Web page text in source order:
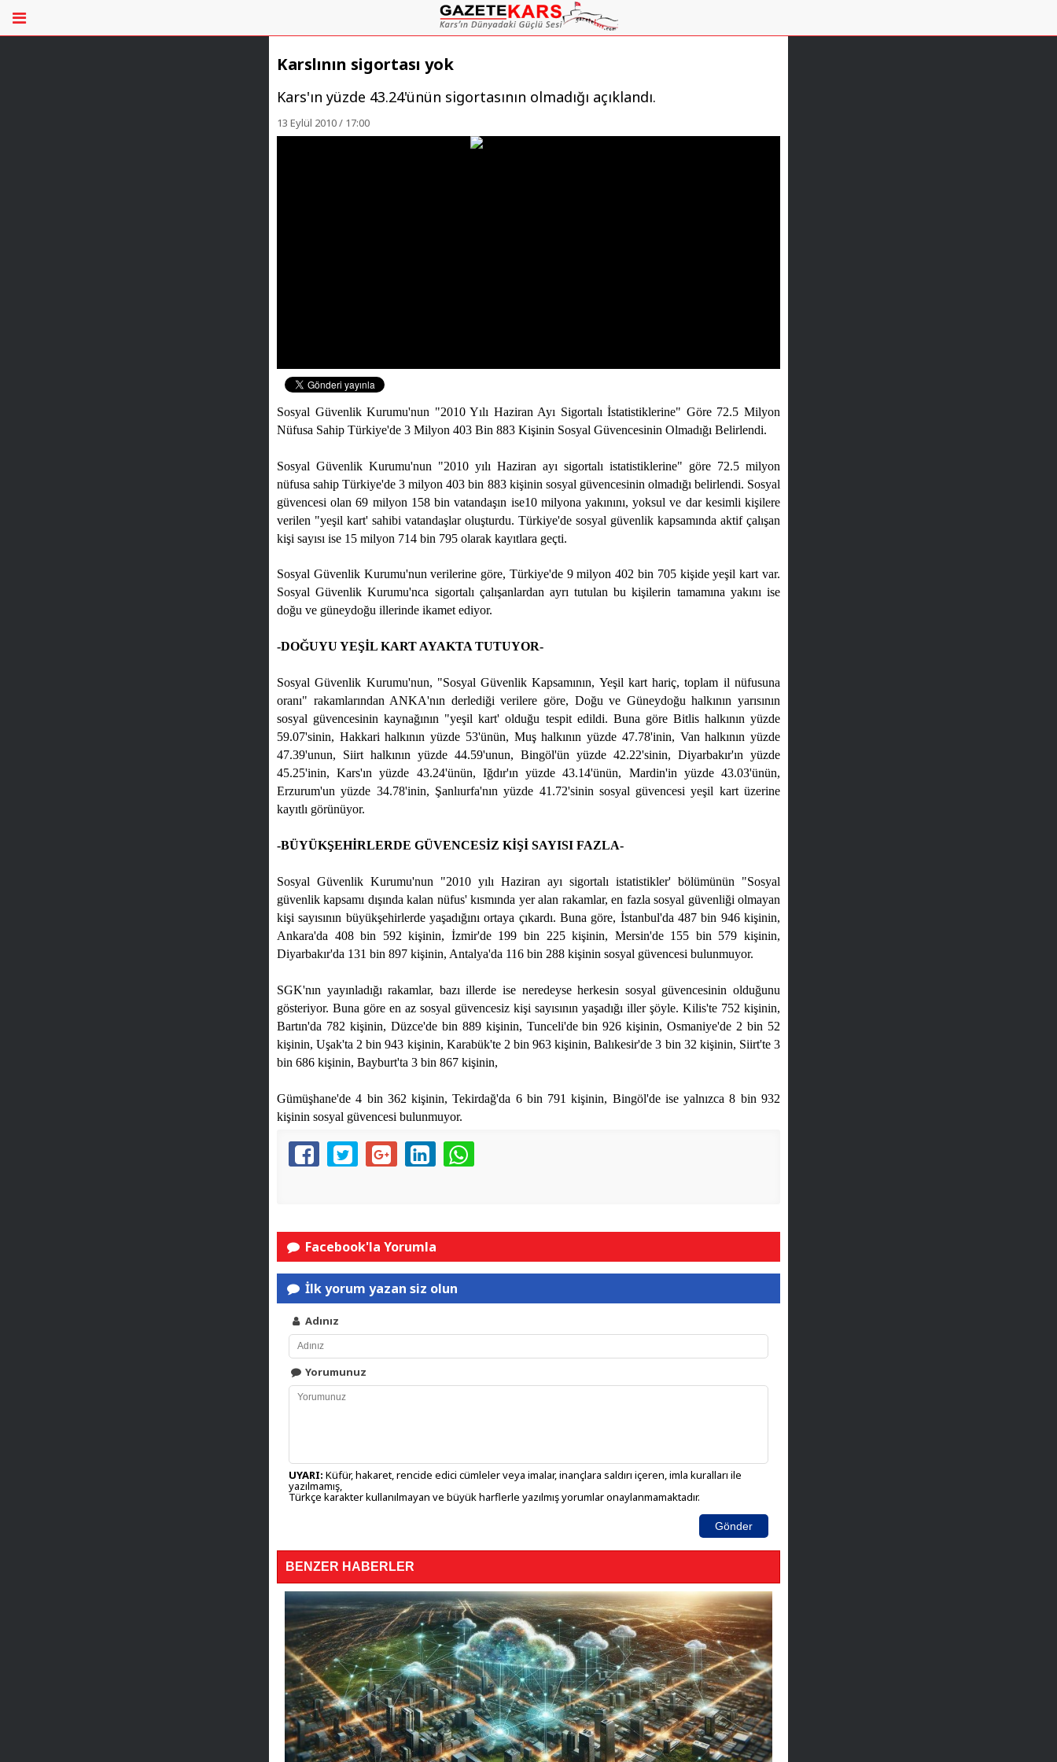
Karslının sigortası yok
Kars'ın yüzde 43.24'ünün sigortasının olmadığı açıklandı.
13 Eylül 2010 / 17:00
Sosyal Güvenlik Kurumu'nun "2010 Yılı Haziran Ayı Sigortalı İstatistiklerine" Göre 72.5 Milyon
Nüfusa Sahip Türkiye'de 3 Milyon 403 Bin 883 Kişinin Sosyal Güvencesinin Olmadığı Belirlendi.
Sosyal Güvenlik Kurumu'nun "2010 yılı Haziran ayı sigortalı istatistiklerine" göre 72.5 milyon
nüfusa sahip Türkiye'de 3 milyon 403 bin 883 kişinin sosyal güvencesinin olmadığı belirlendi. Sosyal
güvencesi olan 69 milyon 158 bin vatandaşın ise10 milyona yakınını, yoksul ve dar kesimli kişilere
verilen "yeşil kart' sahibi vatandaşlar oluşturdu. Türkiye'de sosyal güvenlik kapsamında aktif çalışan
kişi sayısı ise 15 milyon 714 bin 795 olarak kayıtlara geçti.
Sosyal Güvenlik Kurumu'nun verilerine göre, Türkiye'de 9 milyon 402 bin 705 kişide yeşil kart var.
Sosyal Güvenlik Kurumu'nca sigortalı çalışanlardan ayrı tutulan bu kişilerin tamamına yakını ise
doğu ve güneydoğu illerinde ikamet ediyor.
-DOĞUYU YEŞİL KART AYAKTA TUTUYOR-
Sosyal Güvenlik Kurumu'nun, "Sosyal Güvenlik Kapsamının, Yeşil kart hariç, toplam il nüfusuna
oranı" rakamlarından ANKA'nın derlediği verilere göre, Doğu ve Güneydoğu halkının yarısının
sosyal güvencesinin kaynağının "yeşil kart' olduğu tespit edildi. Buna göre Bitlis halkının yüzde
59.07'sinin, Hakkari halkının yüzde 53'ünün, Muş halkının yüzde 47.78'inin, Van halkının yüzde
47.39'unun, Siirt halkının yüzde 44.59'unun, Bingöl'ün yüzde 42.22'sinin, Diyarbakır'ın yüzde
45.25'inin, Kars'ın yüzde 43.24'ünün, Iğdır'ın yüzde 43.14'ünün, Mardin'in yüzde 43.03'ünün,
Erzurum'un yüzde 34.78'inin, Şanlıurfa'nın yüzde 41.72'sinin sosyal güvencesi yeşil kart üzerine
kayıtlı görünüyor.
-BÜYÜKŞEHİRLERDE GÜVENCESİZ KİŞİ SAYISI FAZLA-
Sosyal Güvenlik Kurumu'nun "2010 yılı Haziran ayı sigortalı istatistikler' bölümünün "Sosyal
güvenlik kapsamı dışında kalan nüfus' kısmında yer alan rakamlar, en fazla sosyal güvenliği olmayan
kişi sayısının büyükşehirlerde yaşadığını ortaya çıkardı. Buna göre, İstanbul'da 487 bin 946 kişinin,
Ankara'da 408 bin 592 kişinin, İzmir'de 199 bin 225 kişinin, Mersin'de 155 bin 579 kişinin,
Diyarbakır'da 131 bin 897 kişinin, Antalya'da 116 bin 288 kişinin sosyal güvencesi bulunmuyor.
SGK'nın yayınladığı rakamlar, bazı illerde ise neredeyse herkesin sosyal güvencesinin olduğunu
gösteriyor. Buna göre en az sosyal güvencesiz kişi sayısının yaşadığı iller şöyle. Kilis'te 752 kişinin,
Bartın'da 782 kişinin, Düzce'de bin 889 kişinin, Tunceli'de bin 926 kişinin, Osmaniye'de 2 bin 52
kişinin, Uşak'ta 2 bin 943 kişinin, Karabük'te 2 bin 963 kişinin, Balıkesir'de 3 bin 32 kişinin, Siirt'te 3
bin 686 kişinin, Bayburt'ta 3 bin 867 kişinin,
Gümüşhane'de 4 bin 362 kişinin, Tekirdağ'da 6 bin 791 kişinin, Bingöl'de ise yalnızca 8 bin 932
kişinin sosyal güvencesi bulunmuyor.
Facebook'la Yorumla
İlk yorum yazan siz olun
Adınız
Yorumunuz
UYARI: Küfür, hakaret, rencide edici cümleler veya imalar, inançlara saldırı içeren, imla kuralları ile
yazılmamış,
Türkçe karakter kullanılmayan ve büyük harflerle yazılmış yorumlar onaylanmamaktadır.
Gönder
BENZER HABERLER